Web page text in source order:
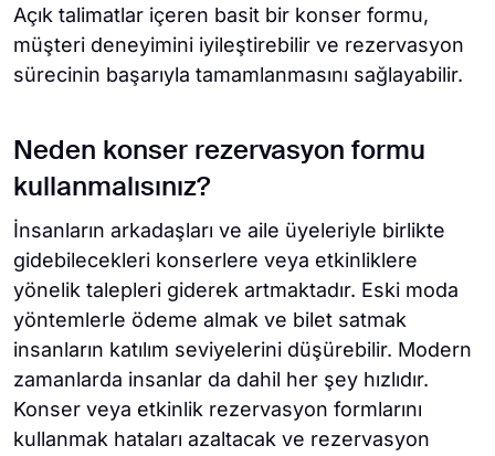
Açık talimatlar içeren basit bir konser formu,
müşteri deneyimini iyileştirebilir ve rezervasyon
sürecinin başarıyla tamamlanmasını sağlayabilir.
Neden konser rezervasyon formu
kullanmalısınız?
İnsanların arkadaşları ve aile üyeleriyle birlikte
gidebilecekleri konserlere veya etkinliklere
yönelik talepleri giderek artmaktadır. Eski moda
yöntemlerle ödeme almak ve bilet satmak
insanların katılım seviyelerini düşürebilir. Modern
zamanlarda insanlar da dahil her şey hızlıdır.
Konser veya etkinlik rezervasyon formlarını
kullanmak hataları azaltacak ve rezervasyon